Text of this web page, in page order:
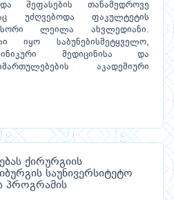
შეფასების თანამედროვე
უძღვებოდა ფაკულტეტის
ლეილა ახვლედიანი.
იყო საბუნებისმეტყველო,
მედიცინისა და
აკადემიური
ქირურგიის
საუნივერსიტეტო
პროგრამის